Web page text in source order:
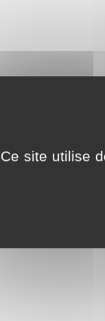
Ce site utilise